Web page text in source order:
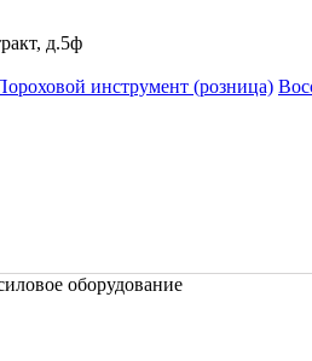
д.5ф
инструмент (розница)
оборудование